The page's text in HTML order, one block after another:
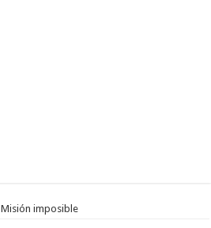
Misión imposible